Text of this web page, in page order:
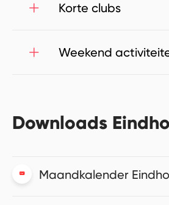
Korte clubs
Weekend
Downloads
Maandkalender